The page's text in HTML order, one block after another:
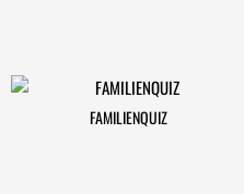
FAMILIENQUIZ